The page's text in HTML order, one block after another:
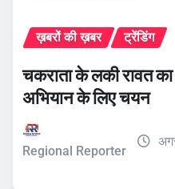
ख़बरों की ख़बर ट्रेंडिंग
चकराता के लकी रावत का
अभियान के लिए चयन
Regional Reporter